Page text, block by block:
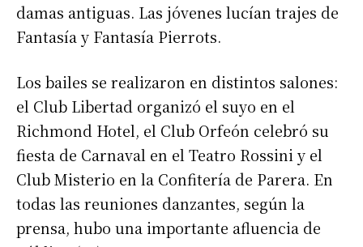
damas antiguas. Las jóvenes lucían trajes de
Fantasía y Fantasía Pierrots.
Los bailes se realizaron en distintos salones:
el Club Libertad organizó el suyo en el
Richmond Hotel, el Club Orfeón celebró su
fiesta de Carnaval en el Teatro Rossini y el
Club Misterio en la Confitería de Parera. En
todas las reuniones danzantes, según la
prensa, hubo una importante afluencia de